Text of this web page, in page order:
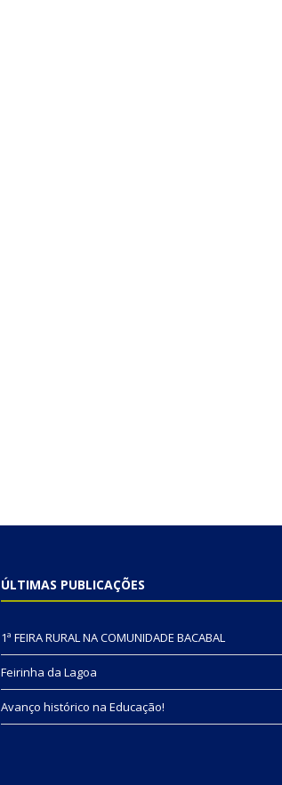
ÚLTIMAS PUBLICAÇÕES
1ª FEIRA RURAL NA COMUNIDADE BACABAL
Feirinha da Lagoa
Avanço histórico na Educação!